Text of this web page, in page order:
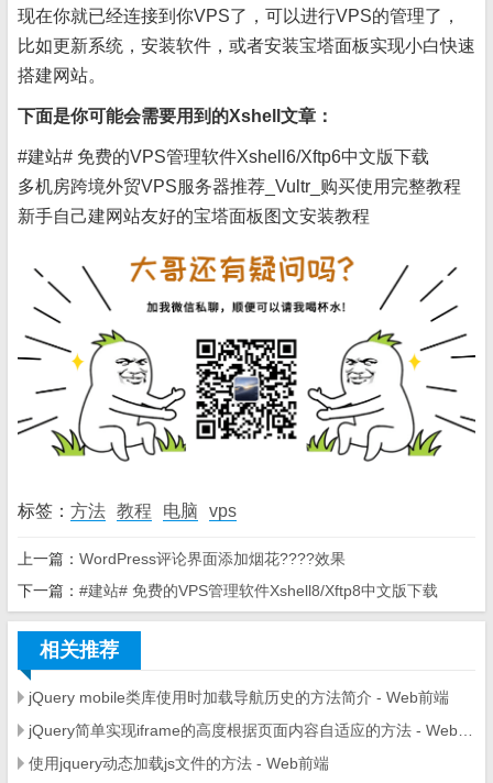
现在你就已经连接到你VPS了，可以进行VPS的管理了，
比如更新系统，安装软件，或者安装宝塔面板实现小白快速
搭建网站。
下面是你可能会需要用到的Xshell文章：
#建站# 免费的VPS管理软件Xshell6/Xftp6中文版下载
多机房跨境外贸VPS服务器推荐_Vultr_购买使用完整教程
新手自己建网站友好的宝塔面板图文安装教程
标签： 方法 教程 电脑 vps
上一篇： WordPress评论界面添加烟花????效果
下一篇： #建站# 免费的VPS管理软件Xshell8/Xftp8中文版下载
相关推荐
jQuery mobile类库使用时加载导航历史的方法简介 - Web前端
jQuery简单实现iframe的高度根据页面内容自适应的方法 - Web前端
使用jquery动态加载js文件的方法 - Web前端